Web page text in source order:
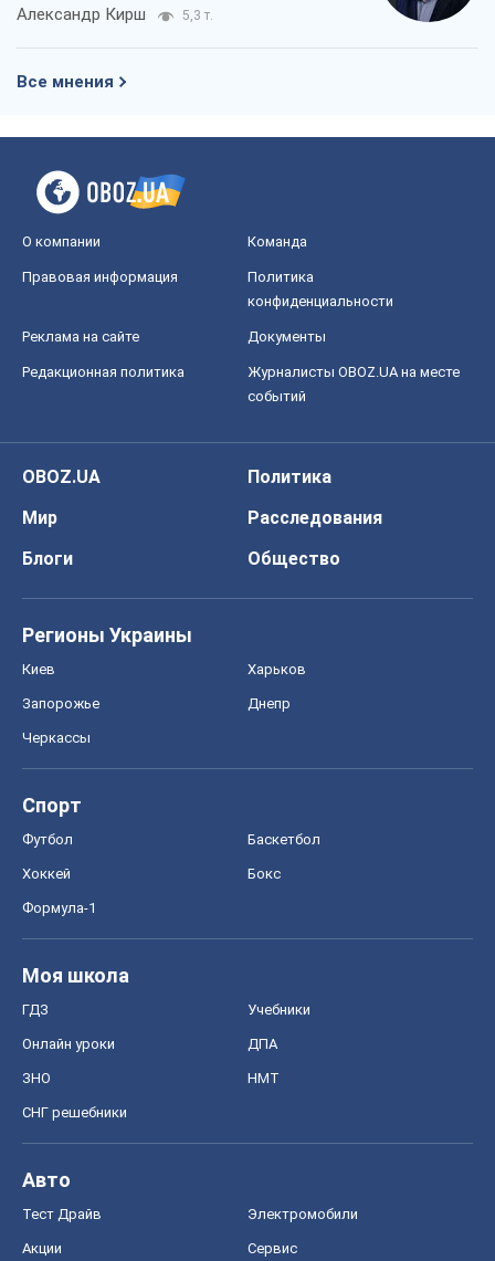
Александр Кирш 5,3 т.
Все мнения
О компании Команда
Правовая информация
Политика
конфиденциальности
Реклама на сайте Документы
Редакционная политика
Журналисты OBOZ.UA на месте
событий
OBOZ.UA
Политика
Мир
Расследования
Блоги
Общество
Регионы Украины
Киев Харьков
Запорожье Днепр
Черкассы
Спорт
Футбол Баскетбол
Хоккей Бокс
Формула-1
Моя школа
ГДЗ Учебники
Онлайн уроки ДПА
ЗНО НМТ
СНГ решебники
Авто
Тест Драйв Электромобили
Акции Сервис